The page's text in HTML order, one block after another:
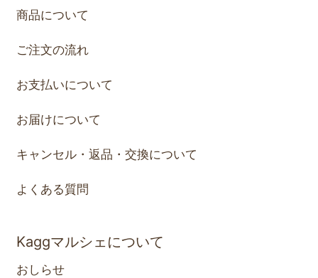
商品について
ご注文の流れ
お支払いについて
お届けについて
キャンセル・返品・交換について
よくある質問
Kaggマルシェについて
おしらせ